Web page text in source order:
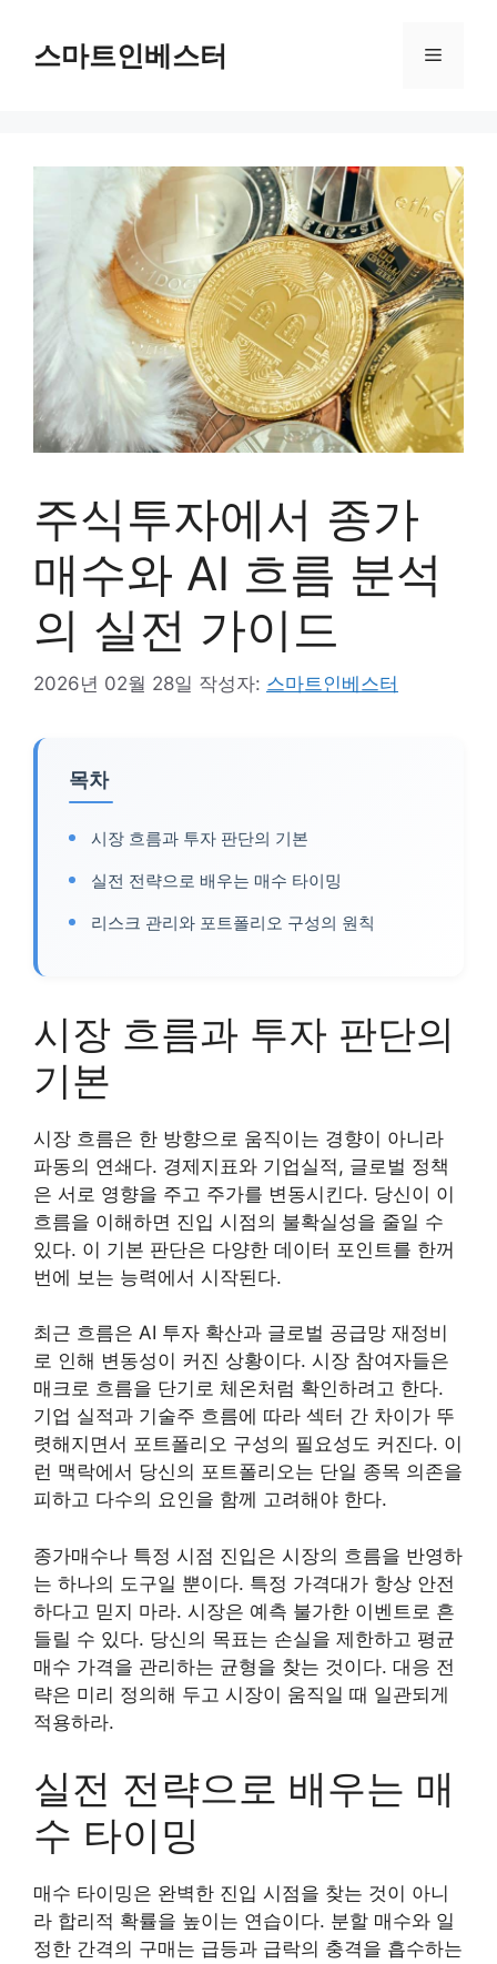
스마트인베스터 메
주식투자에서 종가
매수와 AI 흐름 분석
의 실전 가이드
2026년 02월 28일 작성자: 스마트인베스터
목차
시장 흐름과 투자 판단의 기본
실전 전략으로 배우는 매수 타이밍
리스크 관리와 포트폴리오 구성의 원칙
시장 흐름과 투자 판단의
기본
시장 흐름은 한 방향으로 움직이는 경향이 아니라
파동의 연쇄다. 경제지표와 기업실적, 글로벌 정책
은 서로 영향을 주고 주가를 변동시킨다. 당신이 이
흐름을 이해하면 진입 시점의 불확실성을 줄일 수
있다. 이 기본 판단은 다양한 데이터 포인트를 한꺼
번에 보는 능력에서 시작된다.
최근 흐름은 AI 투자 확산과 글로벌 공급망 재정비
로 인해 변동성이 커진 상황이다. 시장 참여자들은
매크로 흐름을 단기로 체온처럼 확인하려고 한다.
기업 실적과 기술주 흐름에 따라 섹터 간 차이가 뚜
렷해지면서 포트폴리오 구성의 필요성도 커진다. 이
런 맥락에서 당신의 포트폴리오는 단일 종목 의존을
피하고 다수의 요인을 함께 고려해야 한다.
종가매수나 특정 시점 진입은 시장의 흐름을 반영하
는 하나의 도구일 뿐이다. 특정 가격대가 항상 안전
하다고 믿지 마라. 시장은 예측 불가한 이벤트로 흔
들릴 수 있다. 당신의 목표는 손실을 제한하고 평균
매수 가격을 관리하는 균형을 찾는 것이다. 대응 전
략은 미리 정의해 두고 시장이 움직일 때 일관되게
적용하라.
실전 전략으로 배우는 매
수 타이밍
매수 타이밍은 완벽한 진입 시점을 찾는 것이 아니
라 합리적 확률을 높이는 연습이다. 분할 매수와 일
정한 간격의 구매는 급등과 급락의 충격을 흡수하는